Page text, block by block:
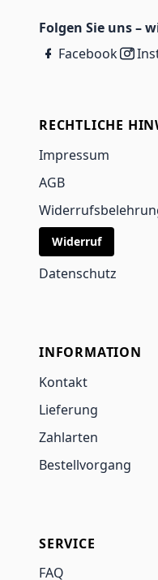
Folgen Sie uns –
Facebook
RECHTLICHE
Impressum
AGB
Widerruf
Datenschutz
INFORMATION
Kontakt
Lieferung
Zahlarten
Bestellvorgang
SERVICE
FAQ